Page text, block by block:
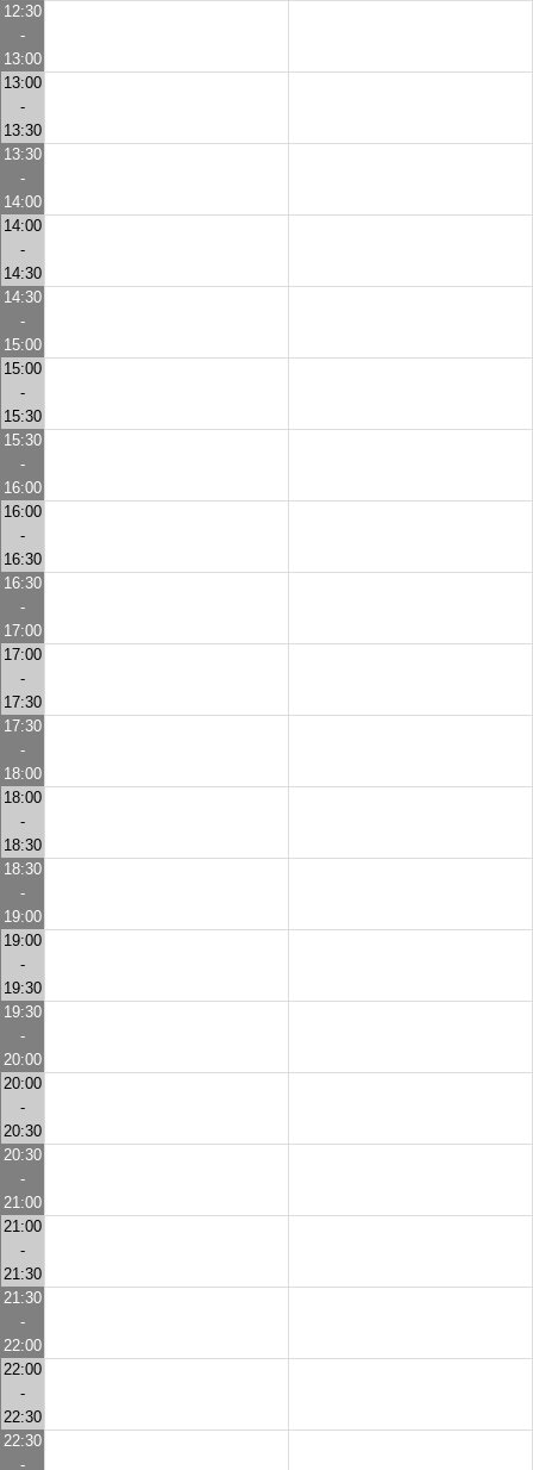
12:30
-
13:00
13:00
-
13:30
13:30
-
14:00
14:00
-
14:30
14:30
-
15:00
15:00
-
15:30
15:30
-
16:00
16:00
-
16:30
16:30
-
17:00
17:00
-
17:30
17:30
-
18:00
18:00
-
18:30
18:30
-
19:00
19:00
-
19:30
19:30
-
20:00
20:00
-
20:30
20:30
-
21:00
21:00
-
21:30
21:30
-
22:00
22:00
-
22:30
22:30
-